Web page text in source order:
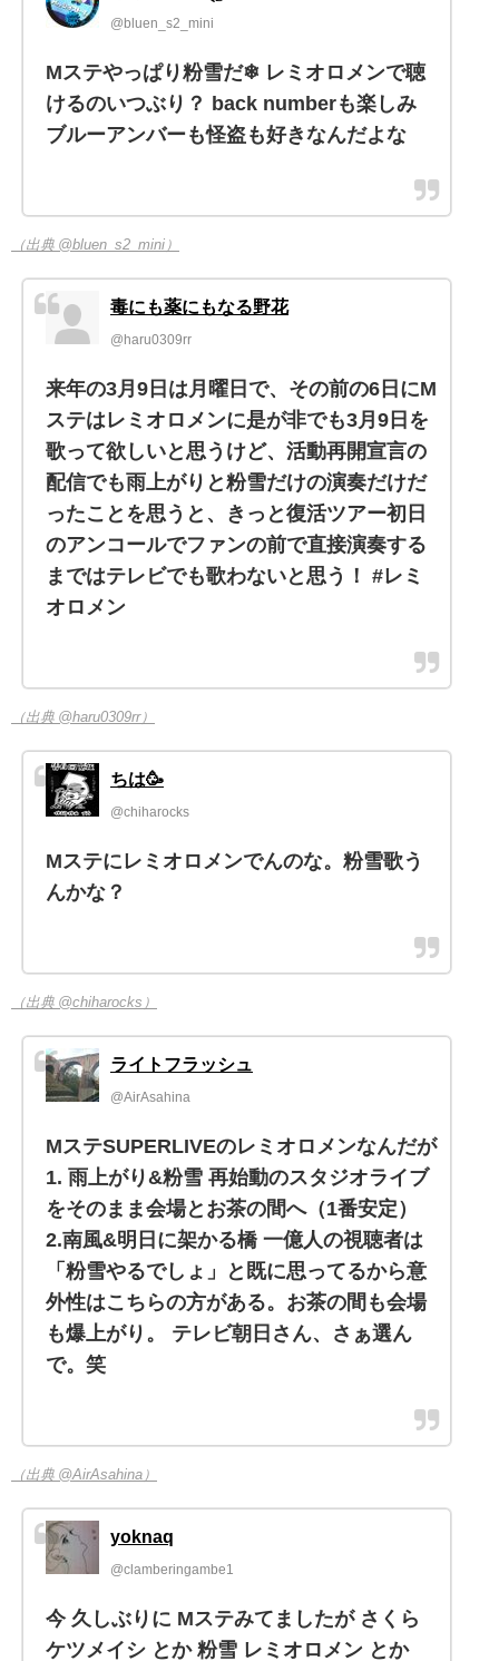
@bluen_s2_mini
Mステやっぱり粉雪だ❄ レミオロメンで聴
けるのいつぶり？ back numberも楽しみ
ブルーアンバーも怪盗も好きなんだよな
（出典 @bluen_s2_mini）
毒にも薬にもなる野花
@haru0309rr
来年の3月9日は月曜日で、その前の6日にM
ステはレミオロメンに是が非でも3月9日を
歌って欲しいと思うけど、活動再開宣言の
配信でも雨上がりと粉雪だけの演奏だけだ
ったことを思うと、きっと復活ツアー初日
のアンコールでファンの前で直接演奏する
まではテレビでも歌わないと思う！ #レミ
オロメン
（出典 @haru0309rr）
ちは🥳
@chiharocks
Mステにレミオロメンでんのな。粉雪歌う
んかな？
（出典 @chiharocks）
ライトフラッシュ
@AirAsahina
MステSUPERLIVEのレミオロメンなんだが
1. 雨上がり&粉雪 再始動のスタジオライブ
をそのまま会場とお茶の間へ（1番安定）
2.南風&明日に架かる橋 一億人の視聴者は
「粉雪やるでしょ」と既に思ってるから意
外性はこちらの方がある。お茶の間も会場
も爆上がり。 テレビ朝日さん、さぁ選ん
で。笑
（出典 @AirAsahina）
yoknaq
@clamberingambe1
今 久しぶりに Mステみてましたが さくら
ケツメイシ とか 粉雪 レミオロメン とか